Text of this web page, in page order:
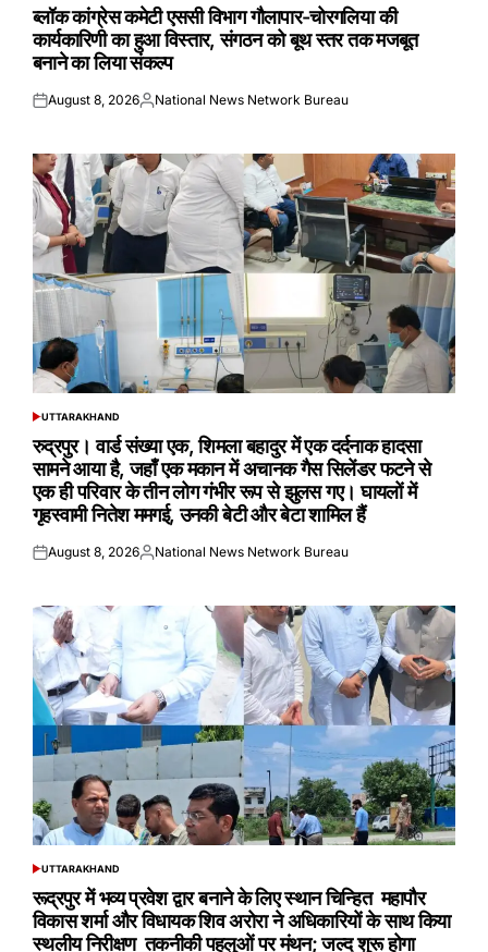
ब्लॉक कांग्रेस कमेटी एससी विभाग गौलापार-चोरगलिया की
कार्यकारिणी का हुआ विस्तार, संगठन को बूथ स्तर तक मजबूत
बनाने का लिया संकल्प
Posted
August 8, 2026Posted
National News Network Bureau
POSTED
UTTARAKHAND
रुद्रपुर। वार्ड संख्या एक, शिमला बहादुर में एक दर्दनाक हादसा
सामने आया है, जहाँ एक मकान में अचानक गैस सिलेंडर फटने से
एक ही परिवार के तीन लोग गंभीर रूप से झुलस गए। घायलों में
गृहस्वामी नितेश ममगई, उनकी बेटी और बेटा शामिल हैं
Posted
August 8, 2026Posted
National News Network Bureau
POSTED
UTTARAKHAND
रूद्रपुर में भव्य प्रवेश द्वार बनाने के लिए स्थान चिन्हित महापौर
विकास शर्मा और विधायक शिव अरोरा ने अधिकारियों के साथ किया
स्थलीय निरीक्षण तकनीकी पहलुओं पर मंथन; जल्द शुरू होगा